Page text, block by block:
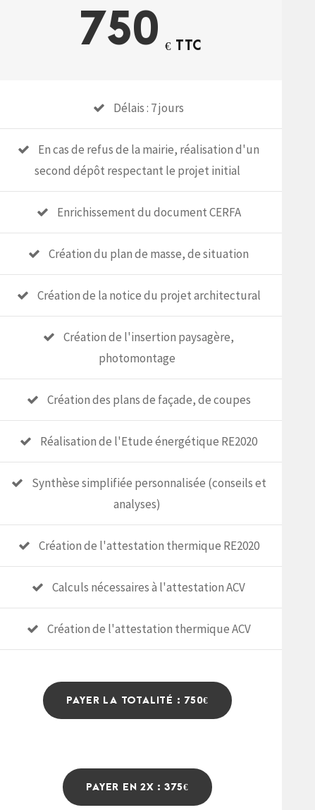
750 € TTC
Délais : 7 jours
En cas de refus de la mairie, réalisation d'un
second dépôt respectant le projet initial
Enrichissement du document CERFA
Création du plan de masse, de situation
Création de la notice du projet architectural
Création de l'insertion paysagère,
photomontage
Création des plans de façade, de coupes
Réalisation de l'Etude énergétique RE2020
Synthèse simplifiée personnalisée (conseils et
analyses)
Création de l'attestation thermique RE2020
Calculs nécessaires à l'attestation ACV
Création de l'attestation thermique ACV
PAYER LA TOTALITÉ : 750€
PAYER EN 2X : 375€